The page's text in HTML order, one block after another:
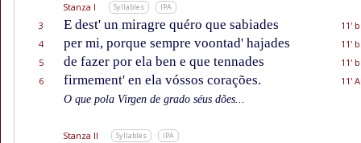
Stanza I Syllables IPA
3 E dest' un miragre quéro que sabiades
11' b
4
per mi, porque sempre voontad' hajades
11' b
5
de fazer por ela ben e que tennades
11' b
6
firmement' en ela vóssos corações.
11' A
O que pola Virgen de grado séus dões...
Stanza II Syllables IPA